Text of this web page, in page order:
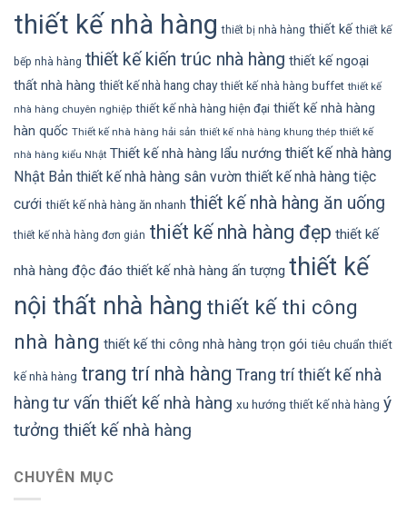
thiết kế nhà hàng thiết bị nhà hàng thiết kế thiết kế
bếp nhà hàng thiết kế kiến trúc nhà hàng thiết kế ngoại
thất nhà hàng thiết kế nhà hang chay thiết kế nhà hàng buffet thiết kế
nhà hàng chuyên nghiệp thiết kế nhà hàng hiện đại thiết kế nhà hàng
hàn quốc Thiết kế nhà hàng hải sản thiết kế nhà hàng khung thép thiết kế
nhà hàng kiểu Nhật Thiết kế nhà hàng lẩu nướng thiết kế nhà hàng
Nhật Bản thiết kế nhà hàng sân vườn thiết kế nhà hàng tiệc
cưới thiết kế nhà hàng ăn nhanh thiết kế nhà hàng ăn uống
thiết kế nhà hàng đơn giản thiết kế nhà hàng đẹp thiết kế
nhà hàng độc đáo thiết kế nhà hàng ấn tượng thiết kế
nội thất nhà hàng thiết kế thi công
nhà hàng thiết kế thi công nhà hàng trọn gói tiêu chuẩn thiết
kế nhà hàng trang trí nhà hàng Trang trí thiết kế nhà
hàng tư vấn thiết kế nhà hàng xu hướng thiết kế nhà hàng ý
tưởng thiết kế nhà hàng
CHUYÊN MỤC